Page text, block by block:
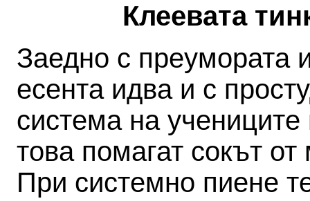
Клеевата
Заедно с преумората
есента идва и с
система на
това помагат сокът
При системно пиене